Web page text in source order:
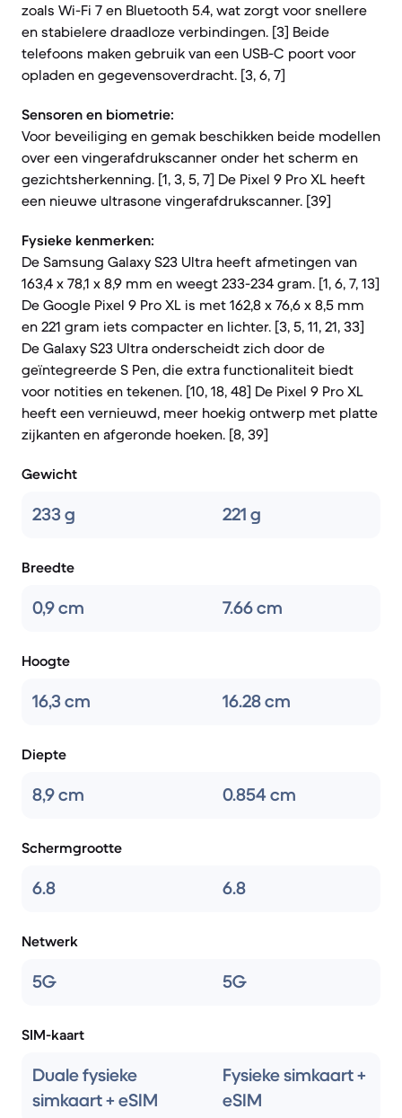
zoals Wi-Fi 7 en Bluetooth 5.4, wat zorgt voor snellere
en stabielere draadloze verbindingen. [3] Beide
telefoons maken gebruik van een USB-C poort voor
opladen en gegevensoverdracht. [3, 6, 7]
Sensoren en biometrie:
Voor beveiliging en gemak beschikken beide modellen
over een vingerafdrukscanner onder het scherm en
gezichtsherkenning. [1, 3, 5, 7] De Pixel 9 Pro XL heeft
een nieuwe ultrasone vingerafdrukscanner. [39]
Fysieke kenmerken:
De Samsung Galaxy S23 Ultra heeft afmetingen van
163,4 x 78,1 x 8,9 mm en weegt 233-234 gram. [1, 6, 7, 13]
De Google Pixel 9 Pro XL is met 162,8 x 76,6 x 8,5 mm
en 221 gram iets compacter en lichter. [3, 5, 11, 21, 33]
De Galaxy S23 Ultra onderscheidt zich door de
geïntegreerde S Pen, die extra functionaliteit biedt
voor notities en tekenen. [10, 18, 48] De Pixel 9 Pro XL
heeft een vernieuwd, meer hoekig ontwerp met platte
zijkanten en afgeronde hoeken. [8, 39]
Gewicht
233 g 221 g
Breedte
0,9 cm 7.66 cm
Hoogte
16,3 cm 16.28 cm
Diepte
8,9 cm 0.854 cm
Schermgrootte
6.8 6.8
Netwerk
5G 5G
SIM-kaart
Duale fysieke
simkaart + eSIM
Fysieke simkaart +
eSIM